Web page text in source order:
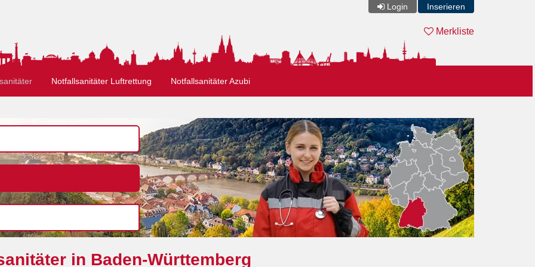
Login Inserieren
Merkliste
Notfallsanitäter Luftrettung Notfallsanitäter Azubi
in Baden-Württemberg